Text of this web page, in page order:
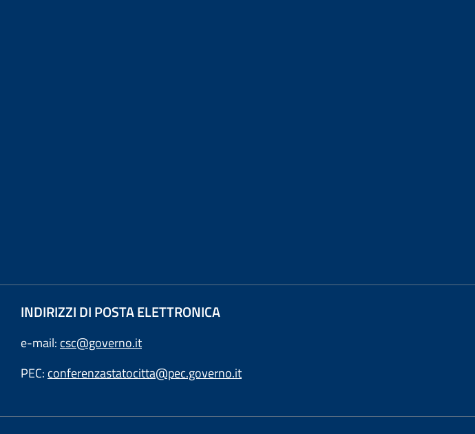
INDIRIZZI DI POSTA ELETTRONICA
e-mail: csc@governo.it
PEC: conferenzastatocitta@pec.governo.it